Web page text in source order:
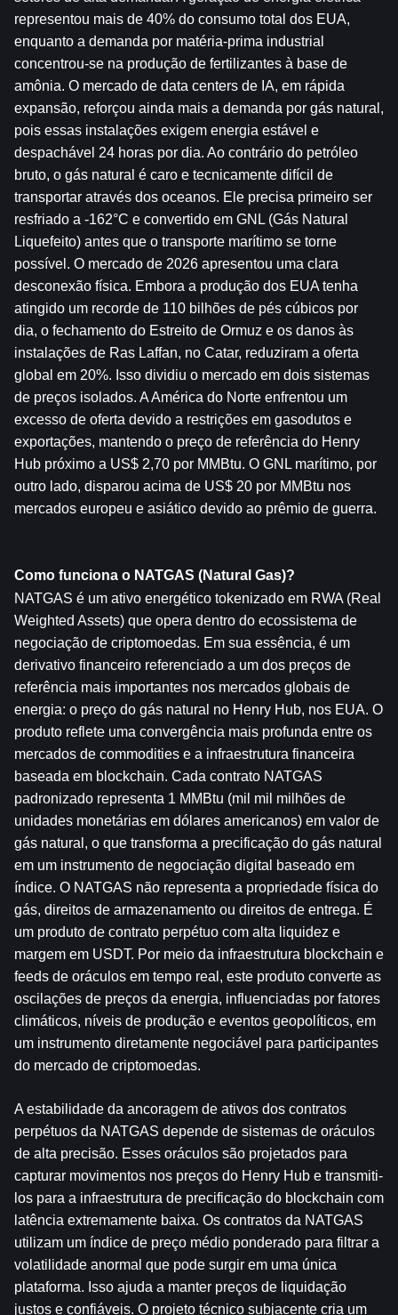
representou mais de 40% do consumo total dos EUA,
enquanto a demanda por matéria-prima industrial
concentrou-se na produção de fertilizantes à base de
amônia. O mercado de data centers de IA, em rápida
expansão, reforçou ainda mais a demanda por gás natural,
pois essas instalações exigem energia estável e
despachável 24 horas por dia. Ao contrário do petróleo
bruto, o gás natural é caro e tecnicamente difícil de
transportar através dos oceanos. Ele precisa primeiro ser
resfriado a -162°C e convertido em GNL (Gás Natural
Liquefeito) antes que o transporte marítimo se torne
possível. O mercado de 2026 apresentou uma clara
desconexão física. Embora a produção dos EUA tenha
atingido um recorde de 110 bilhões de pés cúbicos por
dia, o fechamento do Estreito de Ormuz e os danos às
instalações de Ras Laffan, no Catar, reduziram a oferta
global em 20%. Isso dividiu o mercado em dois sistemas
de preços isolados. A América do Norte enfrentou um
excesso de oferta devido a restrições em gasodutos e
exportações, mantendo o preço de referência do Henry
Hub próximo a US$ 2,70 por MMBtu. O GNL marítimo, por
outro lado, disparou acima de US$ 20 por MMBtu nos
mercados europeu e asiático devido ao prêmio de guerra.
Como funciona o NATGAS (Natural Gas)?
NATGAS é um ativo energético tokenizado em RWA (Real
Weighted Assets) que opera dentro do ecossistema de
negociação de criptomoedas. Em sua essência, é um
derivativo financeiro referenciado a um dos preços de
referência mais importantes nos mercados globais de
energia: o preço do gás natural no Henry Hub, nos EUA. O
produto reflete uma convergência mais profunda entre os
mercados de commodities e a infraestrutura financeira
baseada em blockchain. Cada contrato NATGAS
padronizado representa 1 MMBtu (mil mil milhões de
unidades monetárias em dólares americanos) em valor de
gás natural, o que transforma a precificação do gás natural
em um instrumento de negociação digital baseado em
índice. O NATGAS não representa a propriedade física do
gás, direitos de armazenamento ou direitos de entrega. É
um produto de contrato perpétuo com alta liquidez e
margem em USDT. Por meio da infraestrutura blockchain e
feeds de oráculos em tempo real, este produto converte as
oscilações de preços da energia, influenciadas por fatores
climáticos, níveis de produção e eventos geopolíticos, em
um instrumento diretamente negociável para participantes
do mercado de criptomoedas.
A estabilidade da ancoragem de ativos dos contratos
perpétuos da NATGAS depende de sistemas de oráculos
de alta precisão. Esses oráculos são projetados para
capturar movimentos nos preços do Henry Hub e transmiti-
los para a infraestrutura de precificação do blockchain com
latência extremamente baixa. Os contratos da NATGAS
utilizam um índice de preço médio ponderado para filtrar a
volatilidade anormal que pode surgir em uma única
plataforma. Isso ajuda a manter preços de liquidação
justos e confiáveis. O projeto técnico subjacente cria um